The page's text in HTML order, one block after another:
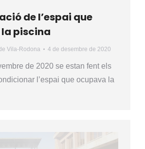
de l’espai que
piscina
Vila-Rodona 4 de desembre de 2020
de 2020 se estan fent els
l’espai que ocupava la